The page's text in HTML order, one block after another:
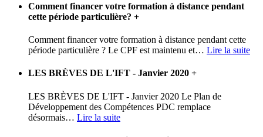
Comment financer votre formation à distance pendant
cette période particulière? +
Comment financer votre formation à distance pendant cette
période particulière ? Le CPF est maintenu et… Lire la suite
LES BRÈVES DE L'IFT - Janvier 2020 +
LES BRÈVES DE L'IFT - Janvier 2020 Le Plan de
Développement des Compétences PDC remplace
désormais… Lire la suite